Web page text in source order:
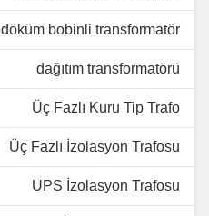
döküm bobinli transformatör
dağıtım transformatörü
Üç Fazlı Kuru Tip Trafo
Üç Fazlı İzolasyon Trafosu
UPS İzolasyon Trafosu